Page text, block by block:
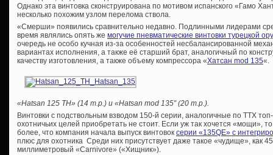
Однако эта винтовка сконструирована по мотивом испанского «Гамо
несколько похожим узлом перелома ствола.
«Смерши» появились сравнительно недавно. Подлинными лидерами
время являлись опять же могучие пневматические винтовки турецкой
очередь не особо кучная из-за особенностей несбалансированной
вариантах исполнения, а также её старший брат, аналогичный по
качеству изготовления, а также объему компрессора «Хатсан mod 135«.
«Hatsan 125 TH» (14 т.р.) и «Hatsan mod 135″ (20 т.р.).
Винтовки с подствольным взводом 150-й серии, аналогичные по ТТХ
охотничьих целей приобретать не стоит. Если уж так хочется «мощи»,
более, что компания начала выпуск винтовок серии «135QE» с
плюс для охотника Среди них присутствует даже такое «чудище», как
миллиметровый «Carnivore» («Хищник»).